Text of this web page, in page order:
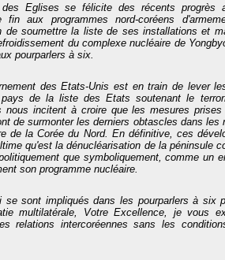
Eglises se félicite des récents progrès
fin aux programmes nord-coréens
de soumettre la liste de ses installations et
du complexe nucléaire de
pourparlers à six.
des Etats-Unis est en train de lever
de la liste des Etats soutenant le
nous incitent à croire que les mesures
de surmonter les derniers obtascles dans
de la Corée du Nord. En définitive, ces
qu'est la dénucléarisation de la péninsule
que symboliquement, comme un
son programme nucléaire.
se sont impliqués dans les pourparlers à six
multilatérale, Votre Excellence, je vous
relations intercoréennes sans les